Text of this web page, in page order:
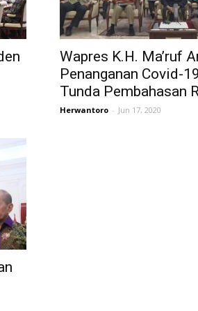
Wapres K.H. Ma’ruf
Penanganan Covid-
Tunda Pembahasan
Herwantoro - Jun 17, 2020